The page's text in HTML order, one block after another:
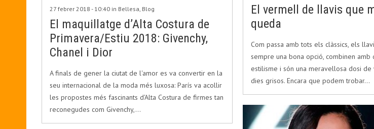
27 febrer 2018 - 10:40 in Bellesa, Blog
El maquillatge d’Alta Costura de
Primavera/Estiu 2018: Givenchy,
Chanel i Dior
A finals de gener la ciutat de l'amor es va convertir en la
seu internacional de la moda més luxosa: París va acollir
les propostes més fascinants d'Alta Costura de firmes tan
reconegudes com Givenchy,…
El vermell de llavis que
queda
Com passa amb tots els clàssics, els
sempre una bona opció, combinen amb
estilisme i són una meravellosa dosi
dies grisos. Encara que podem trobar…